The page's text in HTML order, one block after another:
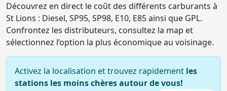
Découvrez en direct le coût des différents carburants à
St Lions : Diesel, SP95, SP98, E10, E85 ainsi que GPL.
Confrontez les distributeurs, consultez la map et
sélectionnez l’option la plus économique au voisinage.
Activez la localisation et trouvez rapidement les
stations les moins chères autour de vous!